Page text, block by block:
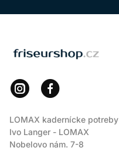
LOMAX kadernícke potreby
Ivo Langer - LOMAX
Nobelovo nám. 7-8